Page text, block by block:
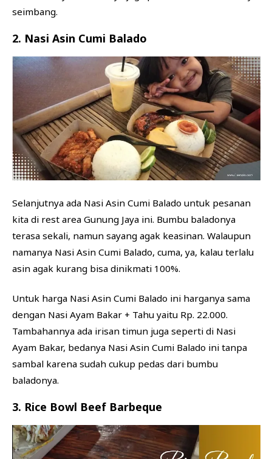
seimbang.
2. Nasi Asin Cumi Balado
Selanjutnya ada Nasi Asin Cumi Balado untuk pesanan
kita di rest area Gunung Jaya ini. Bumbu baladonya
terasa sekali, namun sayang agak keasinan. Walaupun
namanya Nasi Asin Cumi Balado, cuma, ya, kalau terlalu
asin agak kurang bisa dinikmati 100%.
Untuk harga Nasi Asin Cumi Balado ini harganya sama
dengan Nasi Ayam Bakar + Tahu yaitu Rp. 22.000.
Tambahannya ada irisan timun juga seperti di Nasi
Ayam Bakar, bedanya Nasi Asin Cumi Balado ini tanpa
sambal karena sudah cukup pedas dari bumbu
baladonya.
3. Rice Bowl Beef Barbeque